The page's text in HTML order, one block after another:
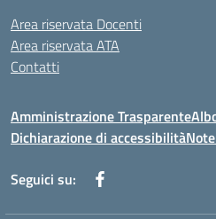
Area riservata Docenti
Area riservata ATA
Contatti
Amministrazione Trasparente
Dichiarazione di accessibilità
Seguici su: